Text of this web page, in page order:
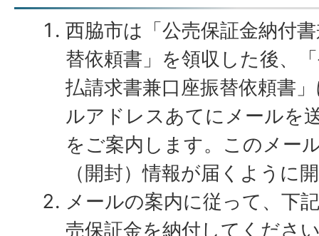
西脇市は「公売保証金納付
替依頼書」を領収した後、
払請求書兼口座振替依頼書
ルアドレスあてにメールを
をご案内します。このメー
（開封）情報が届くように
メールの案内に従って、下
売保証金を納付してくださ